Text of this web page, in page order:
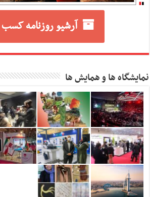
آرشیو روزنامه
نمایشگاه ها و همایش ها